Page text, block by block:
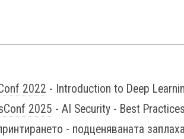
2022 - Introduction to Deep
2025 - AI Security - Best Practices
- подценяваната